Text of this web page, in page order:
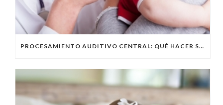
PROCESAMIENTO AUDITIVO CENTRAL: QUÉ HACER SI ALGO FALLA